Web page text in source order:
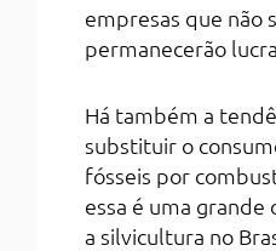
empresas que não
permanecerão
Há também a
substituir o
fósseis por
essa é uma
a silvicultura no